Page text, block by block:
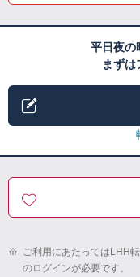
平日夜の
まずは
※ ご利用にあたってはLHH
のログインが必要です。